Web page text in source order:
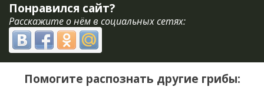
Понравился сайт?
Расскажите о нём в социальных сетях:
Помогите распознать другие грибы: